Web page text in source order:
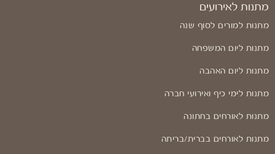
מתנות לאירועים
מתנות למורים לסוף שנה
מתנות ליום המשפחה
מתנות ליום האהבה
מתנות לימי כיף ואירועי חברה
מתנות לאורחים בחתונה
מתנות לאורחים בברית/בריתה